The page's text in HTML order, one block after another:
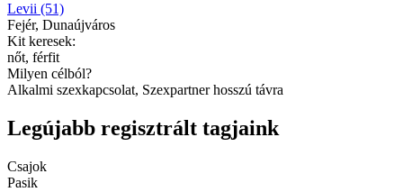
Levii (51)
Fejér, Dunaújváros
Kit keresek:
nőt, férfit
Milyen célból?
Alkalmi szexkapcsolat, Szexpartner hosszú távra
Legújabb regisztrált tagjaink
Csajok
Pasik